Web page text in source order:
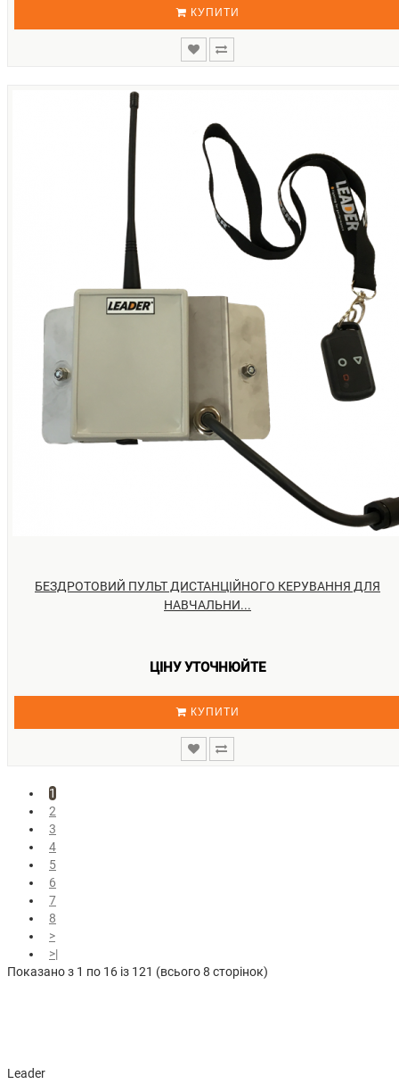
КУПИТИ
БЕЗДРОТОВИЙ ПУЛЬТ ДИСТАНЦІЙНОГО КЕРУВАННЯ ДЛЯ
НАВЧАЛЬНИ...
ЦІНУ УТОЧНЮЙТЕ
КУПИТИ
1
2
3
4
5
6
7
8
>
>|
Показано з 1 по 16 із 121 (всього 8 сторінок)
Leader